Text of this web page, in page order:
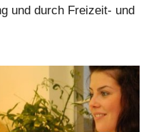
und durch Freizeit- und